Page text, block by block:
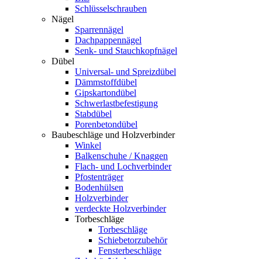
Schlüsselschrauben
Nägel
Sparrennägel
Dachpappennägel
Senk- und Stauchkopfnägel
Dübel
Universal- und Spreizdübel
Dämmstoffdübel
Gipskartondübel
Schwerlastbefestigung
Stabdübel
Porenbetondübel
Baubeschläge und Holzverbinder
Winkel
Balkenschuhe / Knaggen
Flach- und Lochverbinder
Pfostenträger
Bodenhülsen
Holzverbinder
verdeckte Holzverbinder
Torbeschläge
Torbeschläge
Schiebetorzubehör
Fensterbeschläge